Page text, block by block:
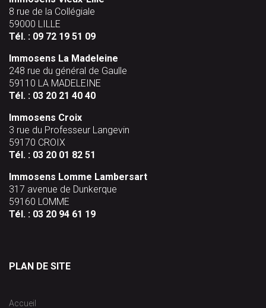
8 rue de la Collégiale
59000 LILLE
Tél. : 09 72 19 51 09
Immosens La Madeleine
248 rue du général de Gaulle
59110 LA MADELEINE
Tél. : 03 20 21 40 40
Immosens Croix
3 rue du Professeur Langevin
59170 CROIX
Tél. : 03 20 01 82 51
Immosens Lomme Lambersart
317 avenue de Dunkerque
59160 LOMME
Tél. : 03 20 94 61 19
PLAN DE SITE
Accueil